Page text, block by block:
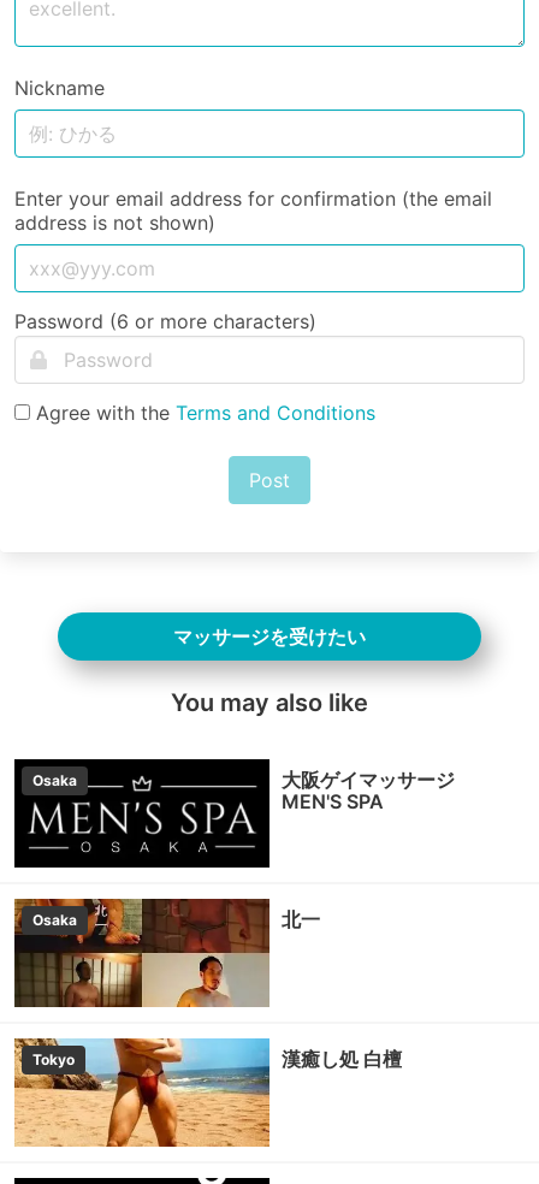
Nickname
Enter your email address for confirmation (the email
address is not shown)
Password (6 or more characters)
Agree with the Terms and Conditions
Post
マッサージを受けたい
You may also like
Osaka
大阪ゲイマッサージ
MEN'S SPA
Osaka 北一
Tokyo 漢癒し処 白檀